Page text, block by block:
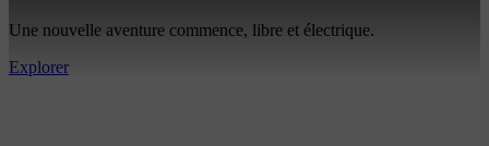
Une nouvelle aventure commence, libre et électrique.
Explorer